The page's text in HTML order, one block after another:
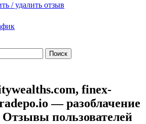
/ удалить отзыв
finex-
— разоблачение
Отзывы пользователей